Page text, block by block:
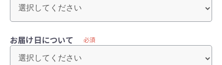
お届け日について 必須